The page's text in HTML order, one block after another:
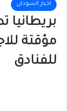
اخبار السودان
مؤقتة
للفنادق